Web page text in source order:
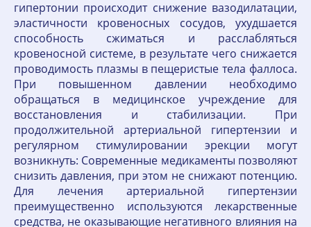
гипертонии происходит снижение вазодилатации,
эластичности кровеносных сосудов, ухудшается
способность сжиматься и расслабляться
кровеносной системе, в результате чего снижается
проводимость плазмы в пещеристые тела фаллоса.
При повышенном давлении необходимо
обращаться в медицинское учреждение для
восстановления и стабилизации. При
продолжительной артериальной гипертензии и
регулярном стимулировании эрекции могут
возникнуть: Современные медикаменты позволяют
снизить давления, при этом не снижают потенцию.
Для лечения артериальной гипертензии
преимущественно используются лекарственные
средства, не оказывающие негативного влияния на